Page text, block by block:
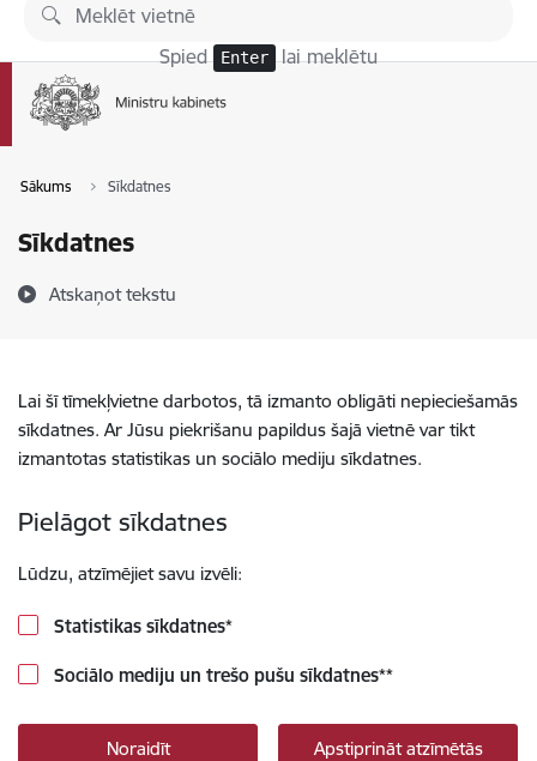
Pāriet uz lapas saturu
Spied Enter lai meklētu
Sākums Sīkdatnes
Sīkdatnes
Atskaņot tekstu
Lai šī tīmekļvietne darbotos, tā izmanto obligāti nepieciešamās
sīkdatnes. Ar Jūsu piekrišanu papildus šajā vietnē var tikt
izmantotas statistikas un sociālo mediju sīkdatnes.
Pielāgot sīkdatnes
Lūdzu, atzīmējiet savu izvēli:
Statistikas sīkdatnes*
Sociālo mediju un trešo pušu sīkdatnes**
Noraidīt Apstiprināt atzīmētās